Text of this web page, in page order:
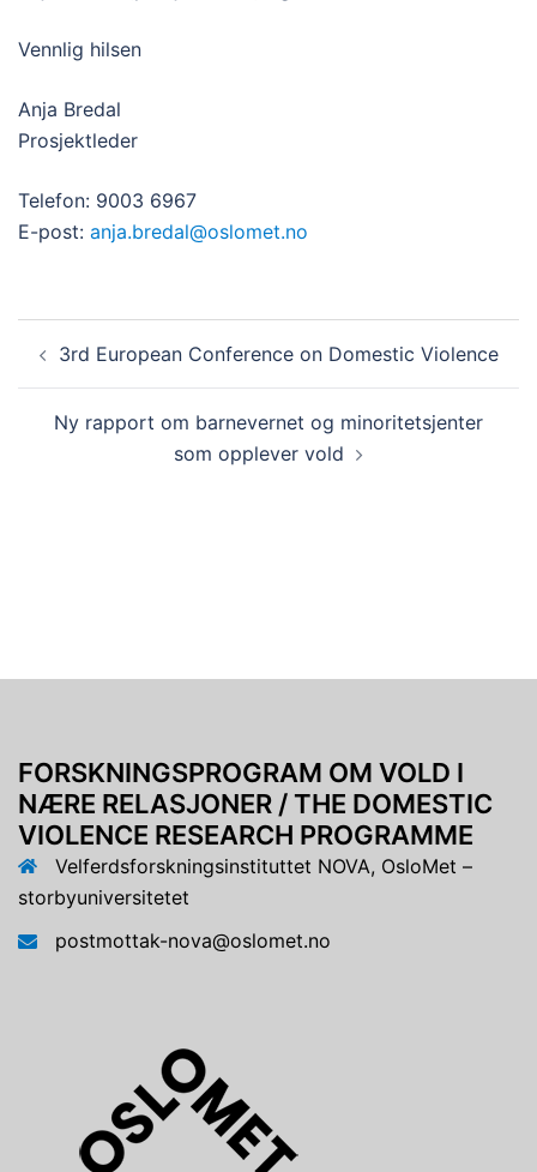
Vennlig hilsen
Anja Bredal
Prosjektleder
Telefon: 9003 6967
E-post: anja.bredal@oslomet.no
3rd European Conference on Domestic Violence
Ny rapport om barnevernet og minoritetsjenter
som opplever vold
FORSKNINGSPROGRAM OM VOLD I
NÆRE RELASJONER / THE DOMESTIC
VIOLENCE RESEARCH PROGRAMME
Velferdsforskningsinstituttet NOVA, OsloMet –
storbyuniversitetet
postmottak-nova@oslomet.no